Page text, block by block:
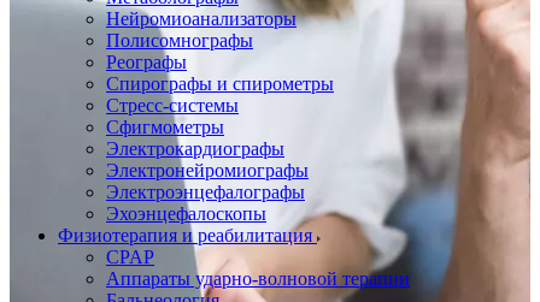
Нейромиоанализаторы
Полисомнографы
Реографы
Спирографы и спирометры
Стресс-системы
Сфигмометры
Электрокардиографы
Электронейромиографы
Электроэнцефалографы
Эхоэнцефалоскопы
Физиотерапия и реабилитация
CPAP
Аппараты ударно-волновой терапии